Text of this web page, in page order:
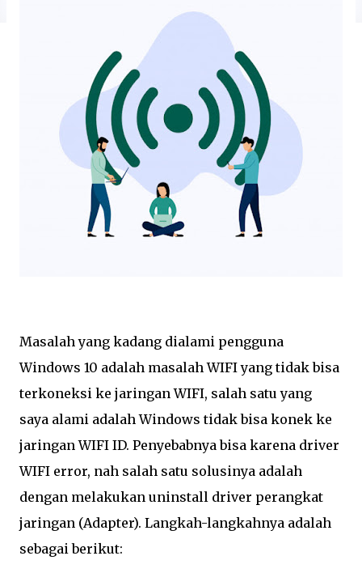
Masalah yang kadang dialami pengguna
Windows 10 adalah masalah WIFI yang tidak bisa
terkoneksi ke jaringan WIFI, salah satu yang
saya alami adalah Windows tidak bisa konek ke
jaringan WIFI ID. Penyebabnya bisa karena driver
WIFI error, nah salah satu solusinya adalah
dengan melakukan uninstall driver perangkat
jaringan (Adapter). Langkah-langkahnya adalah
sebagai berikut: